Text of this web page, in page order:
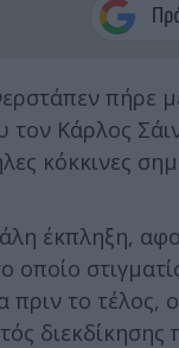
πήρε
Κάρλος
κόκκινες
έκπληξη,
οποίο
πριν το